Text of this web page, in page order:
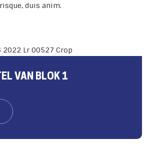
duis anim.
VAN BLOK 1